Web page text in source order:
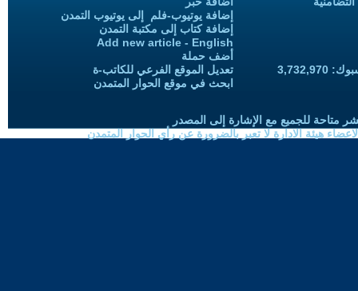
إضافة يوتيوب-فلم إلى يوتيوب التمدن
إضافة كتاب إلى مكتبة التمدن
Add new article - English
أضف حملة
تعديل الموقع الفرعي للكاتب-ة
ابحث في موقع الحوار المتمدن
متاحة للجميع مع الإشارة إلى المصدر
هيئة الادارة لا تعبر بالضرورة عن رأي الحوار المتمدن